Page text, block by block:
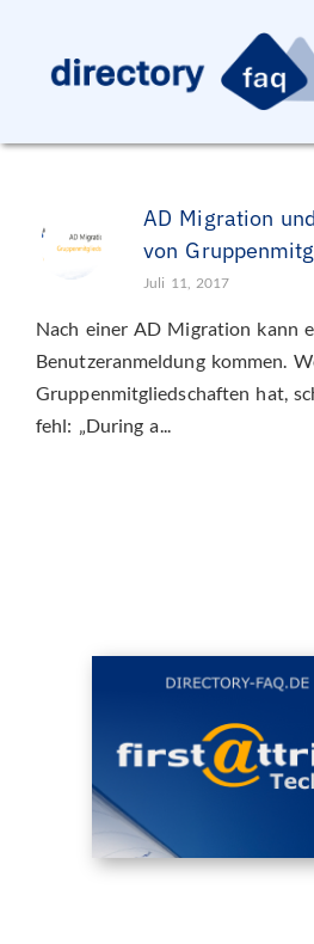
AD Migration
von
Juli 11, 2017
Nach einer AD Migration kann
Benutzeranmeldung kommen.
Gruppenmitgliedschaften hat,
fehl: „During a...